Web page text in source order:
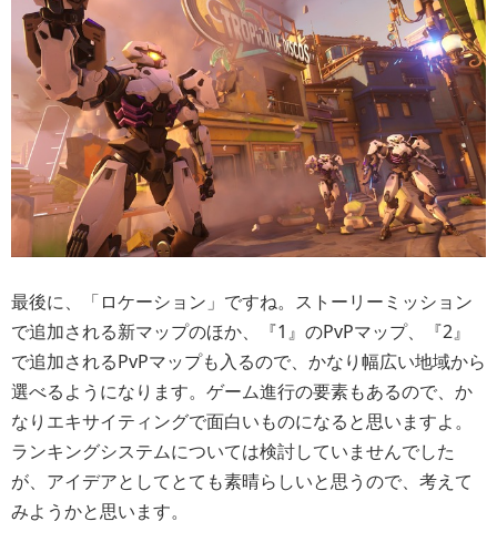
最後に、「ロケーション」ですね。ストーリーミッション
で追加される新マップのほか、『1』のPvPマップ、『2』
で追加されるPvPマップも入るので、かなり幅広い地域から
選べるようになります。ゲーム進行の要素もあるので、か
なりエキサイティングで面白いものになると思いますよ。
ランキングシステムについては検討していませんでした
が、アイデアとしてとても素晴らしいと思うので、考えて
みようかと思います。